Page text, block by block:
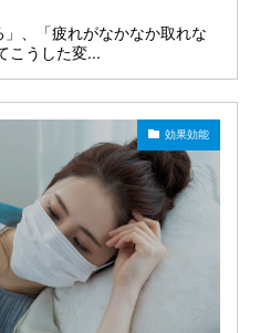
」、「疲れがなかなか取れな
こうした変...
効果効能